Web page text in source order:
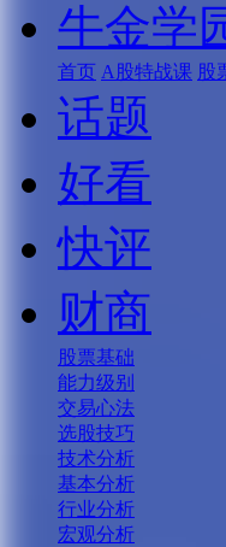
牛金学
首页 A股特战课 股
话题
好看
快评
财商
股票基础
能力级别
交易心法
选股技巧
技术分析
基本分析
行业分析
宏观分析